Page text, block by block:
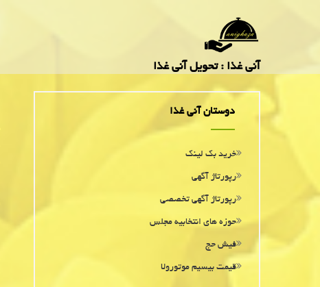
آنی غذا : تحویل آنی غذا
دوستان آنی غذا
خرید بک لینک
رپورتاژ آگهی
رپورتاژ آگهی تخصصی
حوزه های انتخابیه مجلس
فیش حج
قیمت بیسیم موتورولا